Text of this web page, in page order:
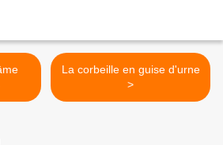
La corbeille en guise d'urne
>